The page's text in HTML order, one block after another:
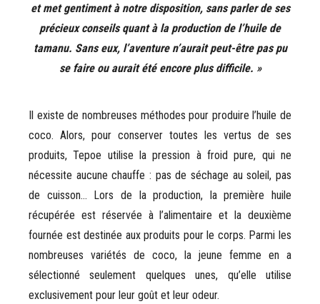
et met gentiment à notre disposition, sans parler de ses
précieux conseils quant à la production de l’huile de
tamanu. Sans eux, l’aventure n’aurait peut-être pas pu
se faire ou aurait été encore plus difficile. »
Il existe de nombreuses méthodes pour produire l’huile de
coco. Alors, pour conserver toutes les vertus de ses
produits, Tepoe utilise la pression à froid pure, qui ne
nécessite aucune chauffe : pas de séchage au soleil, pas
de cuisson… Lors de la production, la première huile
récupérée est réservée à l’alimentaire et la deuxième
fournée est destinée aux produits pour le corps. Parmi les
nombreuses variétés de coco, la jeune femme en a
sélectionné seulement quelques unes, qu’elle utilise
exclusivement pour leur goût et leur odeur.